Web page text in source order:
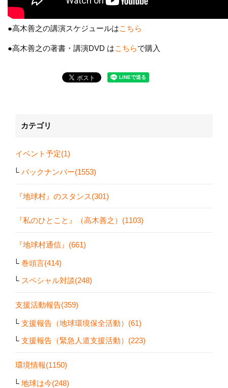
●高木善之の講演スケジュールはこちら
●高木善之の著書・講演DVD はこちらで購入
カテゴリ
イベント予定(1)
バックナンバー(1553)
『地球村』のスタンス(301)
『私のひとこと』（高木善之）(1103)
『地球村通信』(661)
巻頭言(414)
スペシャル対談(248)
支援活動報告(359)
支援報告（地球環境保全活動）(61)
支援報告（緊急人道支援活動）(223)
環境情報(1150)
地球は今(248)